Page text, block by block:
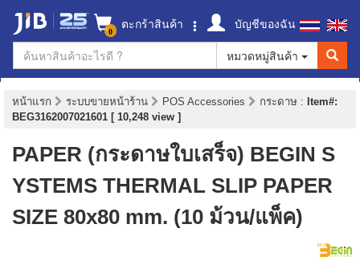
0 ตะกร้าสินค้า
บัญชีของฉัน
หมวดหมู่สินค้า
หน้าแรก ระบบขายหน้าร้าน POS Accessories กระดาษ : Item#:
BEG3162007021601 [ 10,248 view ]
PAPER (กระดาษใบเสร็จ) BEGIN S
YSTEMS THERMAL SLIP PAPER
SIZE 80x80 mm. (10 ม้วน/แพ็ค)